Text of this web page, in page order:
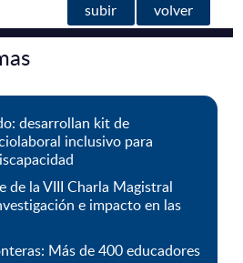
subir volver
desarrollan kit de
inclusivo para
de la VIII Charla Magistral
e impacto en las
Más de 400 educadores